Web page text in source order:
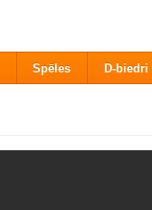
Spēles D-biedri